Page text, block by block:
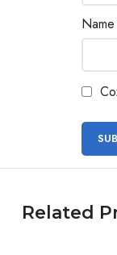
Name
Related